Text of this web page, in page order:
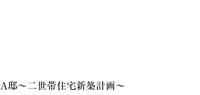
A邸～二世帯住宅新築計画～